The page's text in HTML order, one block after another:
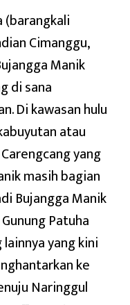
(barangkali
Cimanggu,
Manik
di sana
Di kawasan hulu
atau
yang
masih bagian
Bujangga Manik
Patuha
yang kini
ke
Naringgul